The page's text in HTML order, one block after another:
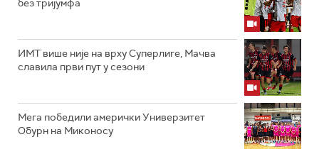
без тријумфа
ИМТ више није на врху Суперлиге, Мачва
славила први пут у сезони
Мега победили амерички Универзитет
Обурн на Миконосу